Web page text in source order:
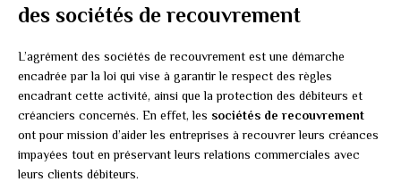
des sociétés de recouvrement
L’agrément des sociétés de recouvrement est une démarche
encadrée par la loi qui vise à garantir le respect des règles
encadrant cette activité, ainsi que la protection des débiteurs et
créanciers concernés. En effet, les sociétés de recouvrement
ont pour mission d’aider les entreprises à recouvrer leurs créances
impayées tout en préservant leurs relations commerciales avec
leurs clients débiteurs.